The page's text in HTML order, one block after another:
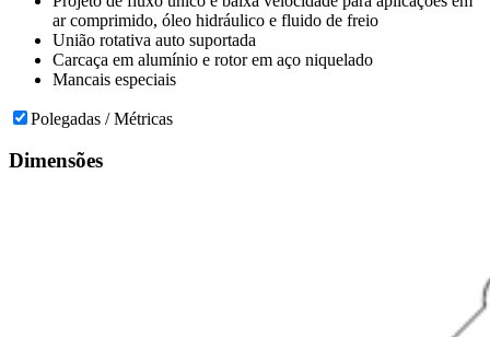
ar comprimido, óleo hidráulico e fluido de freio
União rotativa auto suportada
Carcaça em alumínio e rotor em aço niquelado
Mancais especiais
Polegadas / Métricas
Dimensões